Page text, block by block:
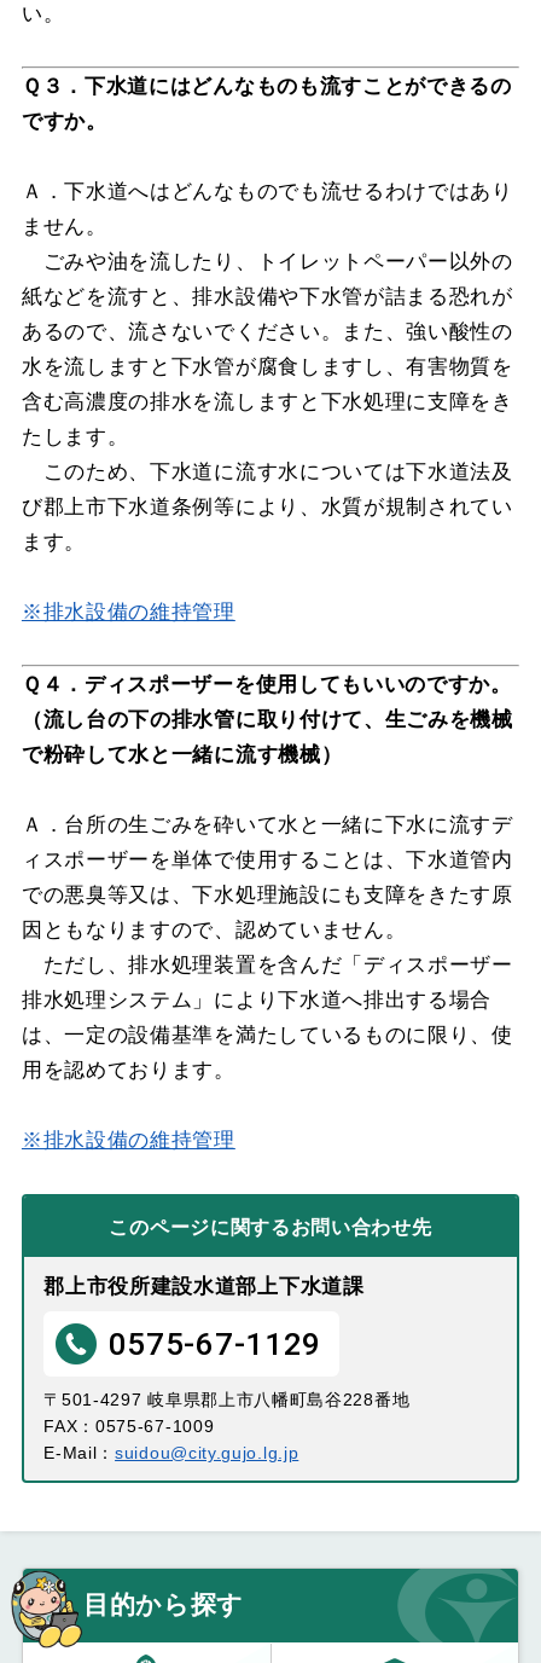
い。
Ｑ３．下水道にはどんなものも流すことができるの
ですか。
Ａ．下水道へはどんなものでも流せるわけではあり
ません。
ごみや油を流したり、トイレットペーパー以外の
紙などを流すと、排水設備や下水管が詰まる恐れが
あるので、流さないでください。また、強い酸性の
水を流しますと下水管が腐食しますし、有害物質を
含む高濃度の排水を流しますと下水処理に支障をき
たします。
このため、下水道に流す水については下水道法及
び郡上市下水道条例等により、水質が規制されてい
ます。
※排水設備の維持管理
Ｑ４．ディスポーザーを使用してもいいのですか。
（流し台の下の排水管に取り付けて、生ごみを機械
で粉砕して水と一緒に流す機械）
Ａ．台所の生ごみを砕いて水と一緒に下水に流すデ
ィスポーザーを単体で使用することは、下水道管内
での悪臭等又は、下水処理施設にも支障をきたす原
因ともなりますので、認めていません。
ただし、排水処理装置を含んだ「ディスポーザー
排水処理システム」により下水道へ排出する場合
は、一定の設備基準を満たしているものに限り、使
用を認めております。
※排水設備の維持管理
このページに関するお問い合わせ先
郡上市役所建設水道部上下水道課
0575-67-1129
〒501-4297 岐阜県郡上市八幡町島谷228番地
FAX：0575-67-1009
E-Mail：suidou@city.gujo.lg.jp
目的から探す